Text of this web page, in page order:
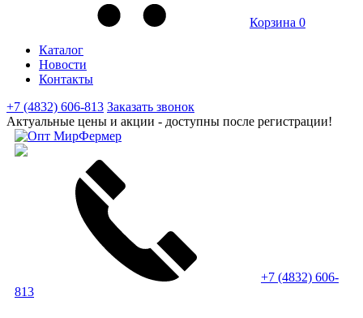
Корзина 0
Каталог
Новости
Контакты
+7 (4832) 606-813 Заказать звонок
Актуальные цены и акции - доступны после регистрации!
+7 (4832) 606-
813